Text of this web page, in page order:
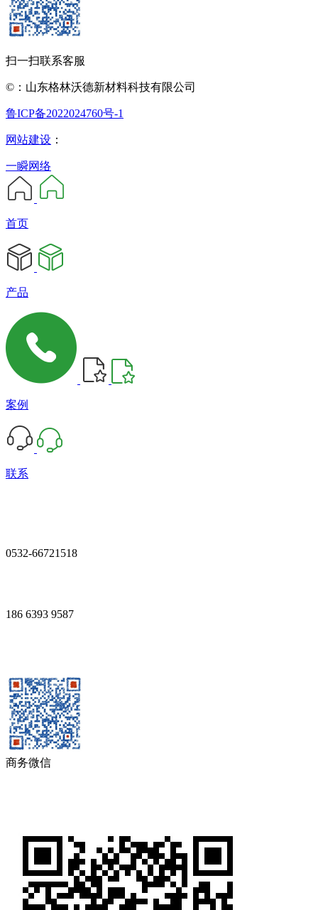
扫一扫联系客服
©：山东格林沃德新材料科技有限公司
鲁ICP备2022024760号-1
网站建设 ：
一瞬网络
首页
产品
案例
联系
0532-66721518
186 6393 9587
商务微信